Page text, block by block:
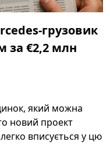
грузовик
за €2,2 млн
який можна
новий проект
вписується у цю